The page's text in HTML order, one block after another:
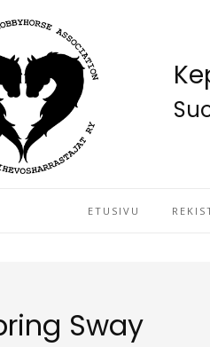
ETUSIVU
Sway